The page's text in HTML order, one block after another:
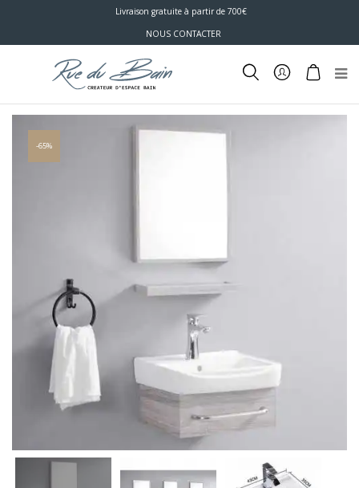
Livraison gratuite à partir de 700€
NOUS CONTACTER
-65%